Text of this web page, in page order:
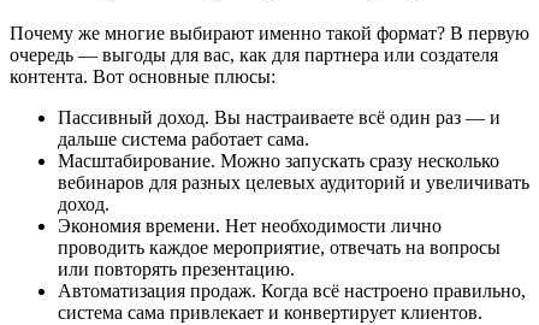
Почему же многие выбирают именно такой формат? В первую
очередь — выгоды для вас, как для партнера или создателя
контента. Вот основные плюсы:
Пассивный доход. Вы настраиваете всё один раз — и
дальше система работает сама.
Масштабирование. Можно запускать сразу несколько
вебинаров для разных целевых аудиторий и увеличивать
доход.
Экономия времени. Нет необходимости лично
проводить каждое мероприятие, отвечать на вопросы
или повторять презентацию.
Автоматизация продаж. Когда всё настроено правильно,
система сама привлекает и конвертирует клиентов.